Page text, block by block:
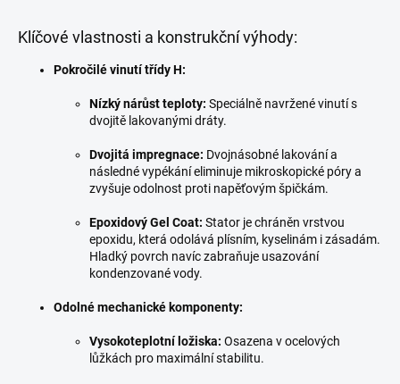
Klíčové vlastnosti a konstrukční výhody:
Pokročilé vinutí třídy H:
Nízký nárůst teploty: Speciálně navržené vinutí s
dvojitě lakovanými dráty.
Dvojitá impregnace: Dvojnásobné lakování a
následné vypékání eliminuje mikroskopické póry a
zvyšuje odolnost proti napěťovým špičkám.
Epoxidový Gel Coat: Stator je chráněn vrstvou
epoxidu, která odolává plísním, kyselinám i zásadám.
Hladký povrch navíc zabraňuje usazování
kondenzované vody.
Odolné mechanické komponenty:
Vysokoteplotní ložiska: Osazena v ocelových
lůžkách pro maximální stabilitu.